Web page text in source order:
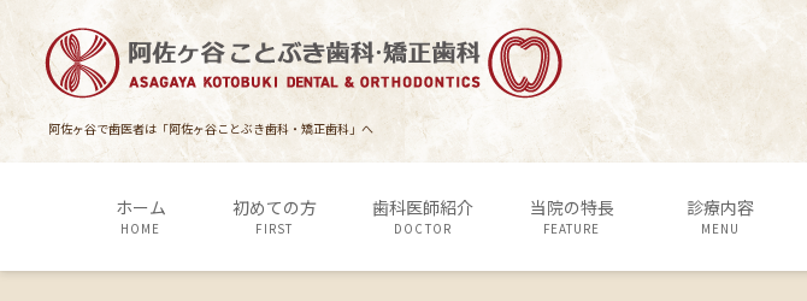
テ
ン
ツ
に
ゲ
ー
シ
ョ
動
阿佐ヶ谷で歯医者は「阿佐ヶ谷ことぶき歯科・矯正歯科」へ
ホーム
HOME
初めての方
FIRST
歯科医師紹介
DOCTOR
当院の特長
FEATURE
診療内容
MENU